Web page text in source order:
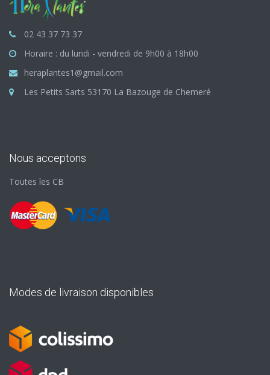
02 43 37 73 37
Horaire : du lundi - vendredi de 9h00 à 18h00
heraplantes1@gmail.com
Les Petits Sarts 53170 La Bazouge de Chemeré
Nous acceptons
Toutes les CB
Modes de livraison disponibles